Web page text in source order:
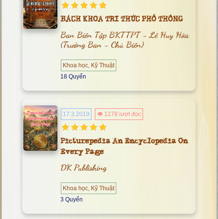
BÁCH KHOA TRI THỨC PHỔ THÔNG
Ban Biên Tập BKTTPT - Lê Huy Hòa
(Trưởng Ban - Chủ Biên)
Khoa học, Kỹ Thuật
18 Quyển
17.3.2019 👁 1278 lượt đọc
Picturepedia An Encyclopedia On
Every Page
DK Publishing
Khoa học, Kỹ Thuật
3 Quyển